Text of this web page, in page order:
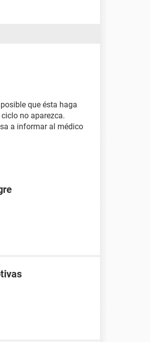
posible que ésta haga
no aparezca.
a informar al médico